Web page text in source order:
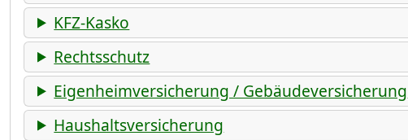
KFZ-Kasko
Rechtsschutz
Eigenheimversicherung / Gebäudeversicherung
Haushaltsversicherung